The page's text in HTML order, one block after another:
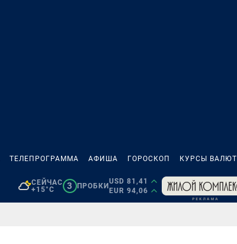
ТЕЛЕПРОГРАММА АФИША ГОРОСКОП КУРСЫ ВАЛЮТ
СЕЙЧАС
+15°C
3 ПРОБКИ
USD 81,41
EUR 94,06